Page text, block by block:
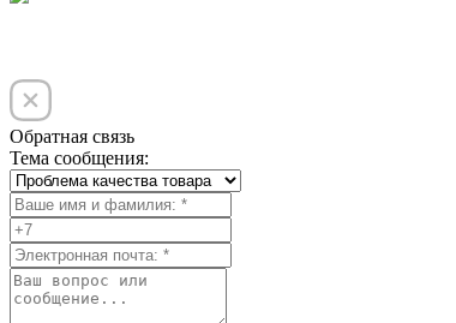
Обратная связь
Тема сообщения: